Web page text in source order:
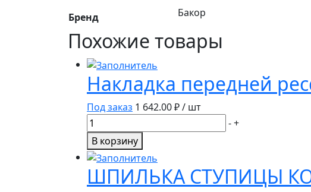
Бренд Бакор
Похожие товары
Накладка передней
Под заказ 1 642.00₽ / шт
Количество
товара
Накладка
передней
рессоры
-+
В корзину
ШПИЛЬКА СТУПИЦЫ